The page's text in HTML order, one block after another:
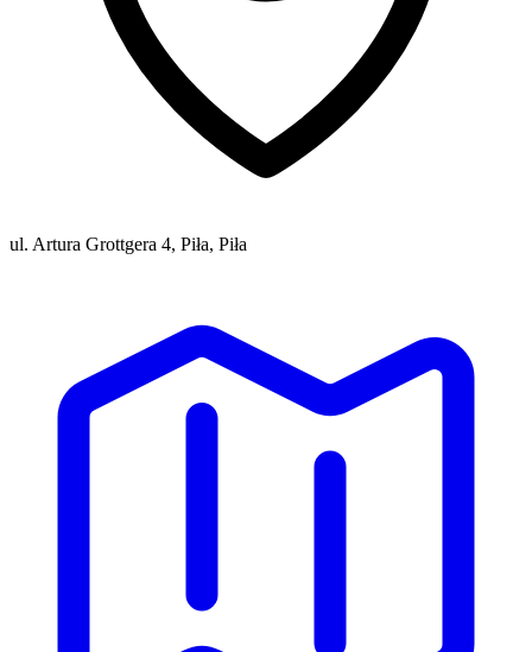
ul. Artura Grottgera 4, Piła, Piła